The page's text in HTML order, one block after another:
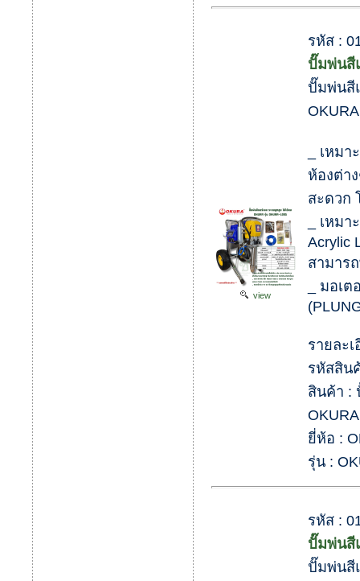
view
รหัส :
ปั๊มพ่นสี
ปั๊มพ่นสี
_ เหม
ห้องต่า
สะดวก
_ เหม
Acrylic
สามาร
_ มอเ
รายละ
รหัสสิน
สินค้า :
ยี่ห้อ :
รุ่น :
รหัส :
ปั๊มพ่นสี
ปั๊มพ่นสี